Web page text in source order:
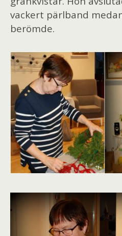
vackert pärlband
berömde.